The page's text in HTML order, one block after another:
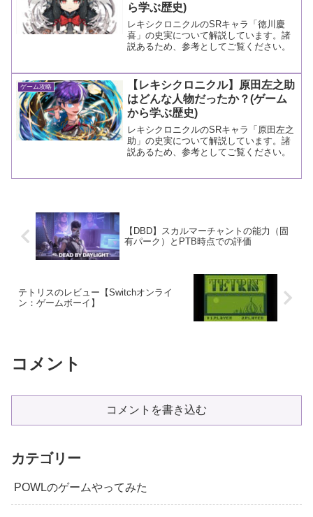
ら学ぶ歴史)
レキシクロニクルのSRキャラ「徳川慶
喜」の史実について解説しています。諸
説あるため、参考としてご覧ください。
ゲーム攻略
【レキシクロニクル】原田左之助
はどんな人物だったか？(ゲーム
から学ぶ歴史)
レキシクロニクルのSRキャラ「原田左之
助」の史実について解説しています。諸
説あるため、参考としてご覧ください。
【DBD】スカルマーチャントの能力（固
有パーク）とPTB時点での評価
テトリスのレビュー【Switchオンライ
ン：ゲームボーイ】
コメント
コメントを書き込む
カテゴリー
POWLのゲームやってみた